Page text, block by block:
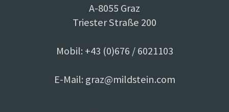
A-8055 Graz
Triester Straße 200
Mobil: +43 (0)676 / 6021103
E-Mail: graz@mildstein.com